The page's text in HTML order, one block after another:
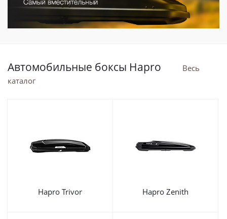
Автомобильные боксы Hapro
Весь
каталог
Hapro Trivor Hapro Zenith